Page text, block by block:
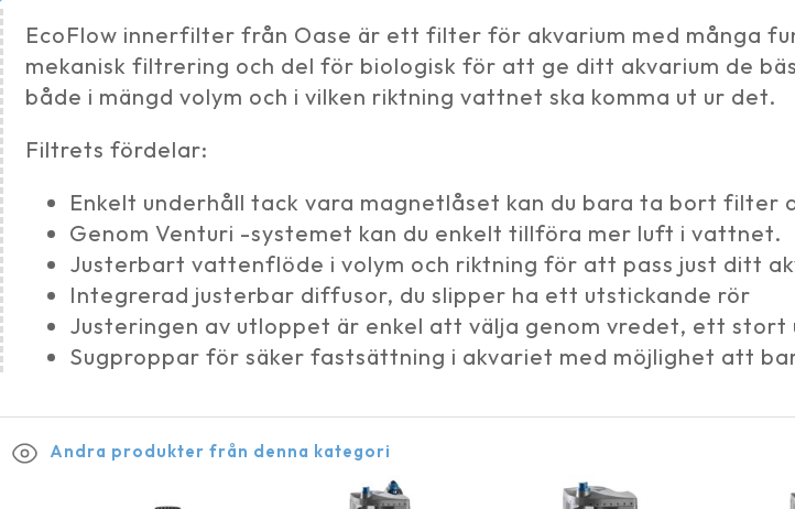
EcoFlow innerfilter från Oase är ett filter för akvarium med många
mekanisk filtrering och del för biologisk för att ge ditt akvarium de
både i mängd volym och i vilken riktning vattnet ska komma ut ur det.
Filtrets fördelar:
Enkelt underhåll tack vara magnetlåset kan du bara ta bort filter
Genom Venturi -systemet kan du enkelt tillföra mer luft i vattnet.
Justerbart vattenflöde i volym och riktning för att pass just ditt
Integrerad justerbar diffusor, du slipper ha ett utstickande rör
Justeringen av utloppet är enkel att välja genom vredet, ett stort
Sugproppar för säker fastsättning i akvariet med möjlighet att
Andra produkter från denna kategori